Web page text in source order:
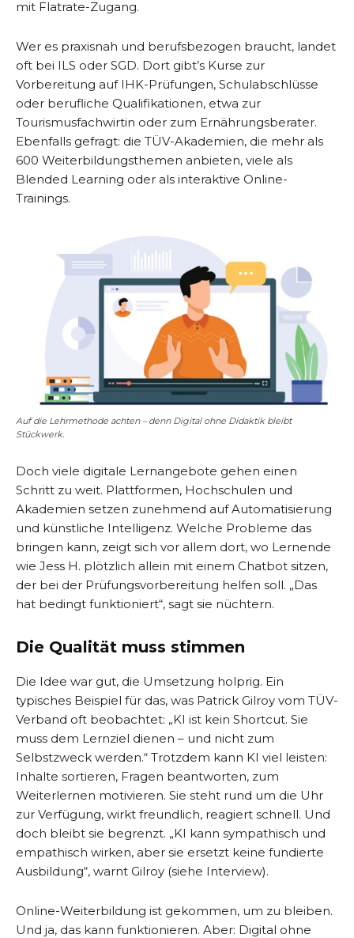
mit Flatrate-Zugang.
Wer es praxisnah und berufsbezogen braucht, landet
oft bei ILS oder SGD. Dort gibt’s Kurse zur
Vorbereitung auf IHK-Prüfungen, Schulabschlüsse
oder berufliche Qualifikationen, etwa zur
Tourismusfachwirtin oder zum Ernährungsberater.
Ebenfalls gefragt: die TÜV-Akademien, die mehr als
600 Weiterbildungsthemen anbieten, viele als
Blended Learning oder als interaktive Online-
Trainings.
Auf die Lehrmethode achten – denn Digital ohne Didaktik bleibt
Stückwerk.
Doch viele digitale Lernangebote gehen einen
Schritt zu weit. Plattformen, Hochschulen und
Akademien setzen zunehmend auf Automatisierung
und künstliche Intelligenz. Welche Probleme das
bringen kann, zeigt sich vor allem dort, wo Lernende
wie Jess H. plötzlich allein mit einem Chatbot sitzen,
der bei der Prüfungsvorbereitung helfen soll. „Das
hat bedingt funktioniert“, sagt sie nüchtern.
Die Qualität muss stimmen
Die Idee war gut, die Umsetzung holprig. Ein
typisches Beispiel für das, was Patrick Gilroy vom TÜV-
Verband oft beobachtet: „KI ist kein Shortcut. Sie
muss dem Lernziel dienen – und nicht zum
Selbstzweck werden.“ Trotzdem kann KI viel leisten:
Inhalte sortieren, Fragen beantworten, zum
Weiterlernen motivieren. Sie steht rund um die Uhr
zur Verfügung, wirkt freundlich, reagiert schnell. Und
doch bleibt sie begrenzt. „KI kann sympathisch und
empathisch wirken, aber sie ersetzt keine fundierte
Ausbildung“, warnt Gilroy (siehe Interview).
Online-Weiterbildung ist gekommen, um zu bleiben.
Und ja, das kann funktionieren. Aber: Digital ohne